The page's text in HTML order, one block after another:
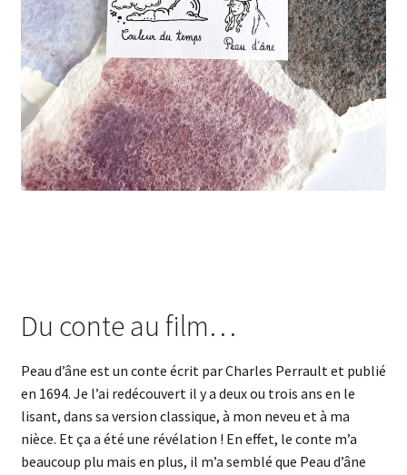
Du conte au film…
Peau d’âne est un conte écrit par Charles Perrault et publié
en 1694. Je l’ai redécouvert il y a deux ou trois ans en le
lisant, dans sa version classique, à mon neveu et à ma
nièce. Et ça a été une révélation ! En effet, le conte m’a
beaucoup plu mais en plus, il m’a semblé que Peau d’âne